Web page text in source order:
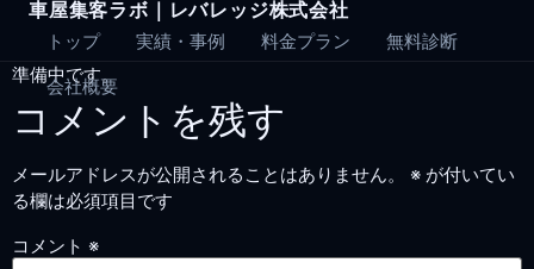
Skip
content
車屋集客ラボ｜レバレッジ株式会社
トップ 実績・事例 料金プラン
無料診断
会社概要
準備中です。
コメントを残す
メールアドレスが公開されることはありません。 ※ が付いてい
る欄は必須項目です
コメント ※